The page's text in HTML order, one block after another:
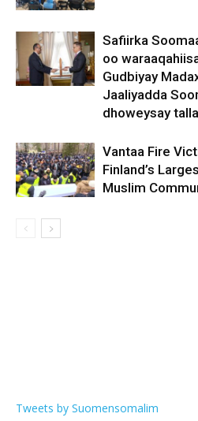
Safiirka
oo
Gudbiyay
Jaaliyadda
dhoweysay
Vantaa Fire
Finland’s
Muslim
Tweets by Suomensomalim